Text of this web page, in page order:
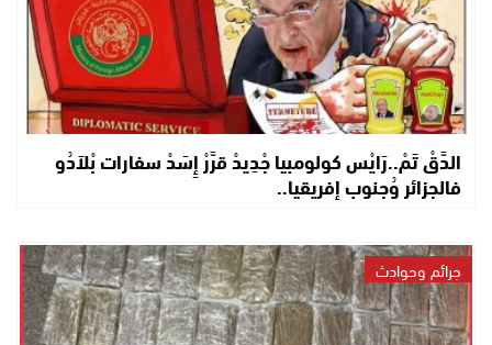
الدَّقْ تَمْ..رَايْس كولومبيا جْدِيدْ قرَّرْ إِسَدْ سفارات بْلاَدُو
فالجزائر وُجنوب إفريقيا..
جرائم وحوادث